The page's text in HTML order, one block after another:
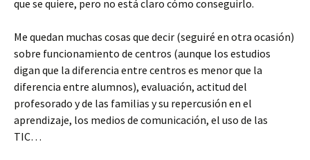
que se quiere, pero no está claro cómo conseguirlo.
Me quedan muchas cosas que decir (seguiré en otra ocasión)
sobre funcionamiento de centros (aunque los estudios
digan que la diferencia entre centros es menor que la
diferencia entre alumnos), evaluación, actitud del
profesorado y de las familias y su repercusión en el
aprendizaje, los medios de comunicación, el uso de las
TIC…